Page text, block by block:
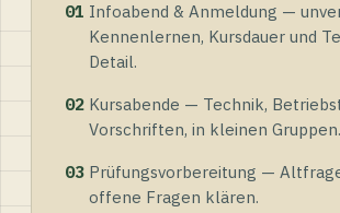
01 Infoabend & Anmeldung —
Kennenlernen, Kursdauer und
Detail.
02 Kursabende — Technik,
Vorschriften, in kleinen Gruppen.
03 Prüfungsvorbereitung —
offene Fragen klären.